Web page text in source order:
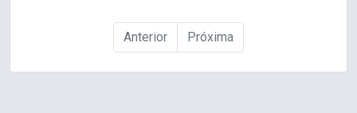
Anterior Próxima